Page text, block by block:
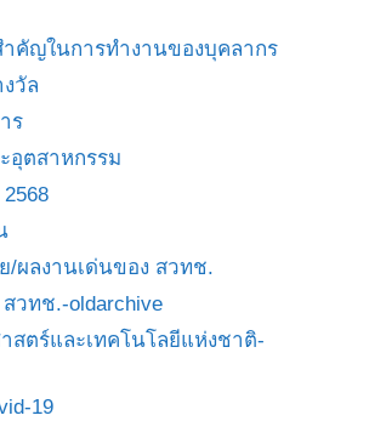
ำคัญในการทำงานของบุคลากร
วัล
ร
อุตสาหกรรม
/ผลงานเด่นของ สวทช.
วทช.-oldarchive
สตร์และเทคโนโลยีแห่งชาติ-
19